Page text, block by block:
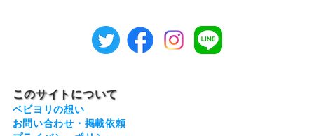
このサイトについて
ベビヨリの想い
お問い合わせ・掲載依頼